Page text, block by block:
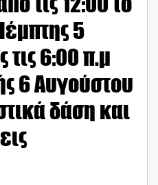
5
6:00 π.μ
6 Αυγούστου
δάση και